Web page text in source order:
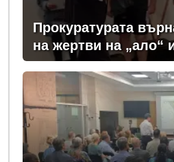
Прокуратурата
на жертви на „ало“